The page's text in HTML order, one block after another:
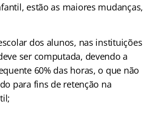
estão as maiores mudanças,
dos alunos, nas instituições
ser computada, devendo a
60% das horas, o que não
para fins de retenção na